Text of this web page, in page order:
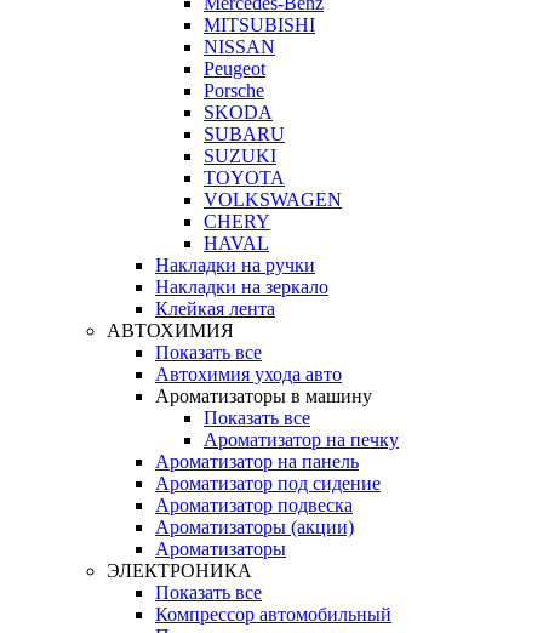
MITSUBISHI
NISSAN
Peugeot
Porsche
SKODA
SUBARU
SUZUKI
TOYOTA
VOLKSWAGEN
CHERY
HAVAL
Накладки на ручки
Накладки на зеркало
Клейкая лента
АВТОХИМИЯ
Показать все
Автохимия ухода авто
Ароматизаторы в машину
Показать все
Ароматизатор на печку
Ароматизатор на панель
Ароматизатор под сидение
Ароматизатор подвеска
Ароматизаторы (акции)
Ароматизаторы
ЭЛЕКТРОНИКА
Показать все
Компрессор автомобильный